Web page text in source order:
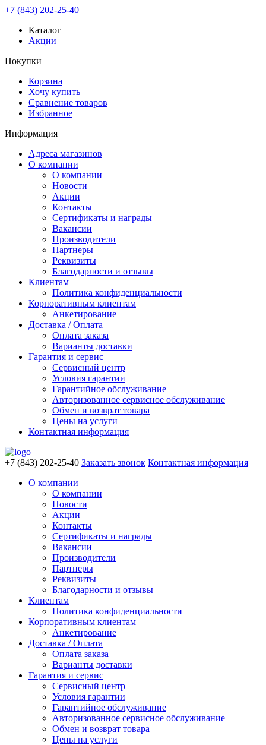
+7 (843) 202-25-40
Каталог
Акции
Покупки
Корзина
Хочу купить
Сравнение товаров
Избранное
Информация
Адреса магазинов
О компании
О компании
Новости
Акции
Контакты
Сертификаты и награды
Вакансии
Производители
Партнеры
Реквизиты
Благодарности и отзывы
Клиентам
Политика конфиденциальности
Корпоративным клиентам
Анкетирование
Доставка / Оплата
Оплата заказа
Варианты доставки
Гарантия и сервис
Сервисный центр
Условия гарантии
Гарантийное обслуживание
Авторизованное сервисное обслуживание
Обмен и возврат товара
Цены на услуги
Контактная информация
+7 (843) 202-25-40 Заказать звонок Контактная информация
О компании
О компании
Новости
Акции
Контакты
Сертификаты и награды
Вакансии
Производители
Партнеры
Реквизиты
Благодарности и отзывы
Клиентам
Политика конфиденциальности
Корпоративным клиентам
Анкетирование
Доставка / Оплата
Оплата заказа
Варианты доставки
Гарантия и сервис
Сервисный центр
Условия гарантии
Гарантийное обслуживание
Авторизованное сервисное обслуживание
Обмен и возврат товара
Цены на услуги